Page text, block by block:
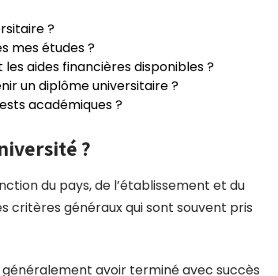
?
mes études ?
aides financières disponibles ?
un diplôme universitaire ?
académiques ?
?
du pays, de l’établissement et du
critères généraux qui sont souvent pris
généralement avoir terminé avec succès